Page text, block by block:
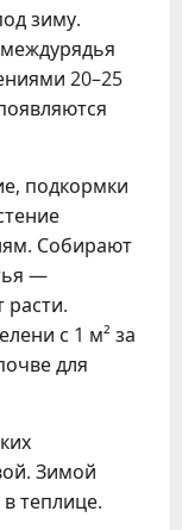
зиму.
20–25
подкормки
Собирают
—
расти.
с 1 м² за
для
Зимой
теплице.